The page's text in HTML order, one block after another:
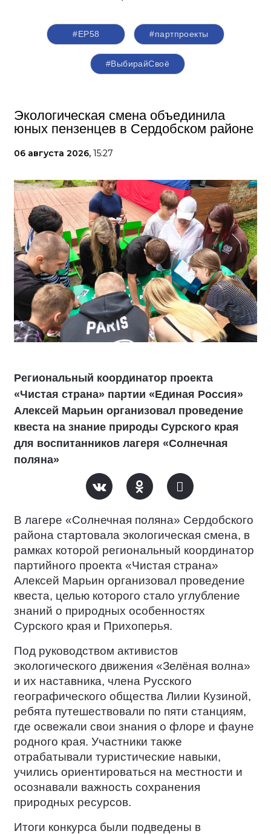
#ЕР58 #партпроекты
#ВыбирайСвоё
Экологическая смена объединила
юных пензенцев в Сердобском районе
06 августа 2026, 15:27
Региональный координатор проекта
«Чистая страна» партии «Единая Россия»
Алексей Марьин организовал проведение
квеста на знание природы Сурского края
для воспитанников лагеря «Солнечная
поляна»
В лагере «Солнечная поляна» Сердобского
района стартовала экологическая смена, в
рамках которой региональный координатор
партийного проекта «Чистая страна»
Алексей Марьин организовал проведение
квеста, целью которого стало углубление
знаний о природных особенностях
Сурского края и Прихоперья.
Под руководством активистов
экологического движения «Зелёная волна»
и их наставника, члена Русского
географического общества Лилии Кузиной,
ребята путешествовали по пяти станциям,
где освежали свои знания о флоре и фауне
родного края. Участники также
отрабатывали туристические навыки,
учились ориентироваться на местности и
осознавали важность сохранения
природных ресурсов.
Итоги конкурса были подведены в